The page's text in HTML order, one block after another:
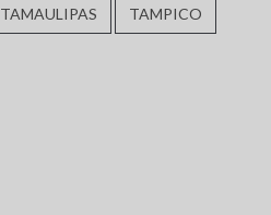
TAMAULIPAS TAMPICO